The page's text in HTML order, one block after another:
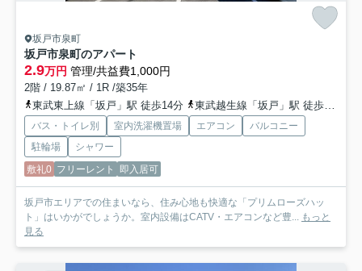
坂戸市泉町
坂戸市泉町のアパート
2.9万円 管理/共益費1,000円
2階 / 19.87㎡ / 1R /築35年
東武東上線「坂戸」駅 徒歩14分
東武越生線「坂戸」駅 徒歩14分
バス・トイレ別 室内洗濯機置場 エアコン
バルコニー
駐輪場
シャワー
敷礼0 フリーレント 即入居可
坂戸市エリアでの住まいなら、住み心地も快適な「プリムローズハッ
ト」はいかがでしょうか。室内設備はCATV・エアコンなど豊... もっと
見る